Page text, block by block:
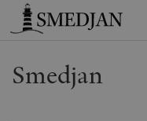
Timbro
Smedjan